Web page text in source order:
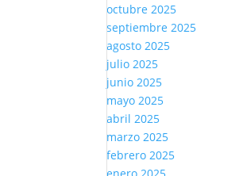
octubre 2025
septiembre 2025
agosto 2025
julio 2025
junio 2025
mayo 2025
abril 2025
marzo 2025
febrero 2025
enero 2025